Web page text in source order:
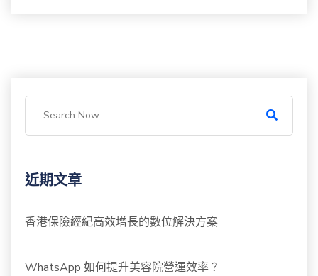
近期文章
香港保險經紀高效增長的數位解決方案
WhatsApp 如何提升美容院營運效率？